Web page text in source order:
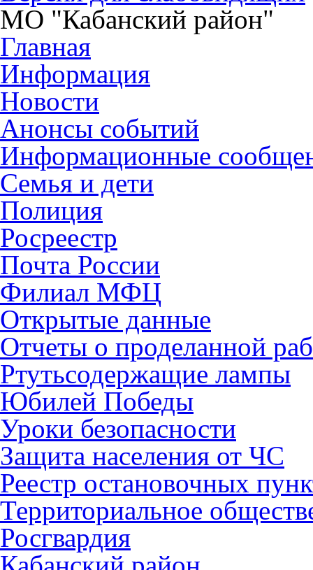
МО "Кабанский район"
Главная
Информация
Новости
Анонсы событий
Информационные
Семья и дети
Полиция
Росреестр
Почта России
Филиал МФЦ
Открытые данные
Отчеты о проделанной
Ртутьсодержащие лампы
Юбилей Победы
Уроки безопасности
Защита населения от ЧС
Реестр остановочных
Территориальное
Росгвардия